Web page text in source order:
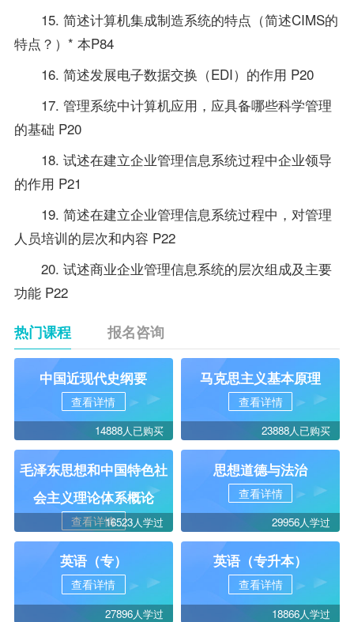
15. 简述计算机集成制造系统的特点（简述CIMS的
特点？）* 本P84
16. 简述发展电子数据交换（EDI）的作用 P20
17. 管理系统中计算机应用 ，应具备哪些科学管理
的基础 P20
18. 试述在建立企业管理信息系统过程中企业领导
的作用 P21
19. 简述在建立企业管理信息系统过程中，对管理
人员培训的层次和内容 P22
20. 试述商业企业管理信息系统的层次组成及主要
功能 P22
热门课程 报名咨询
中国近现代史纲要
查看详情
14888人已购买
马克思主义基本原理
查看详情
23888人已购买
毛泽东思想和中国特色社
会主义理论体系概论
查看详情16523人学过
思想道德与法治
查看详情
29956人学过
英语（专）
查看详情
27896人学过
英语（专升本）
查看详情
18866人学过